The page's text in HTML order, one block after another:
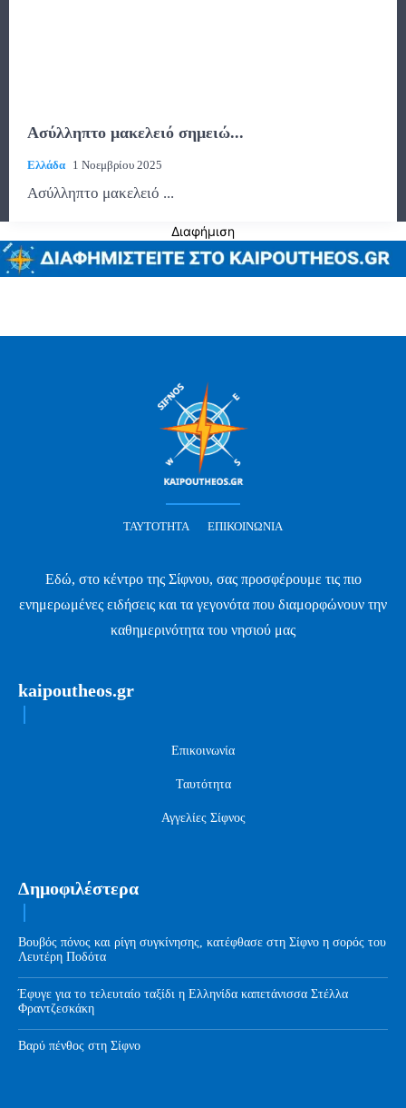
Ασύλληπτο μακελειό σημειώ...
Ελλάδα 1 Νοεμβρίου 2025
Ασύλληπτο μακελειό ...
Διαφήμιση
ΤΑΥΤΌΤΗΤΑ ΕΠΙΚΟΙΝΩΝΊΑ
Εδώ, στο κέντρο της Σίφνου, σας προσφέρουμε τις πιο
ενημερωμένες ειδήσεις και τα γεγονότα που διαμορφώνουν την
καθημερινότητα του νησιού μας
kaipoutheos.gr
Επικοινωνία
Ταυτότητα
Αγγελίες Σίφνος
Δημοφιλέστερα
Βουβός πόνος και ρίγη συγκίνησης, κατέφθασε στη Σίφνο η σορός του
Λευτέρη Ποδότα
Έφυγε για το τελευταίο ταξίδι η Ελληνίδα καπετάνισσα Στέλλα
Φραντζεσκάκη
Βαρύ πένθος στη Σίφνο